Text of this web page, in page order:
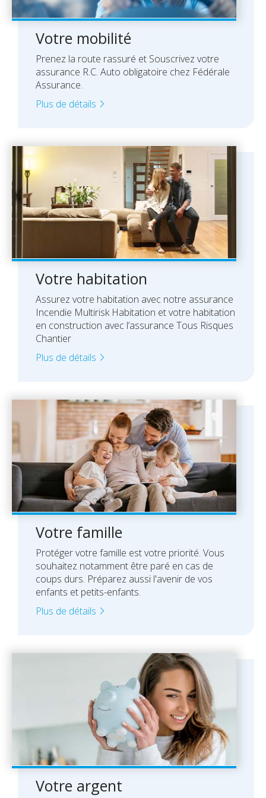
Check-up Assurances
Vos chantiers
Vos finances
Check-up Assurances
Votre mobilité
Prenez la route rassuré et Souscrivez votre
assurance R.C. Auto obligatoire chez Fédérale
Assurance.
Plus de détails
Votre habitation
Assurez votre habitation avec notre assurance
Incendie Multirisk Habitation et votre habitation
en construction avec l’assurance Tous Risques
Chantier
Plus de détails
Votre famille
Protéger votre famille est votre priorité. Vous
souhaitez notamment être paré en cas de
coups durs. Préparez aussi l'avenir de vos
enfants et petits-enfants.
Plus de détails
Votre argent